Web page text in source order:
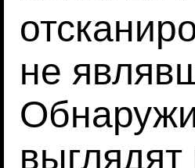
не
выглядят